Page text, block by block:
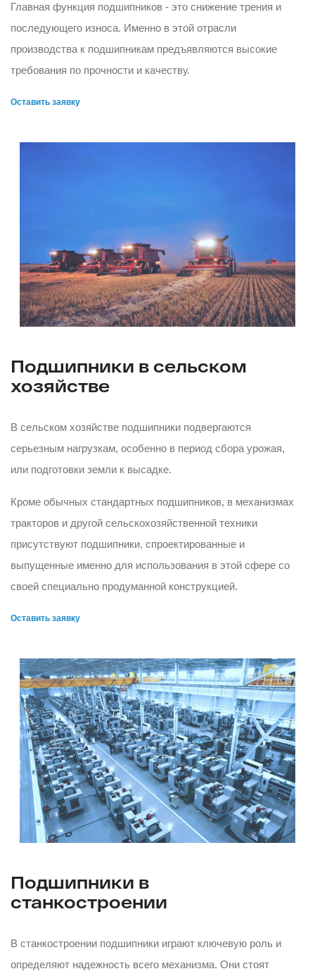
Главная функция подшипников - это снижение трения и
последующего износа. Именно в этой отрасли
производства к подшипникам предъявляются высокие
требования по прочности и качеству.
Оставить заявку
Подшипники в сельском
хозяйстве
В сельском хозяйстве подшипники подвергаются
серьезным нагрузкам, особенно в период сбора урожая,
или подготовки земли к высадке.
Кроме обычных стандартных подшипников, в механизмах
тракторов и другой сельскохозяйственной техники
присутствуют подшипники, спроектированные и
выпущенные именно для использования в этой сфере со
своей специально продуманной конструкцией.
Оставить заявку
Подшипники в
станкостроении
В станкостроении подшипники играют ключевую роль и
определяют надежность всего механизма. Они стоят